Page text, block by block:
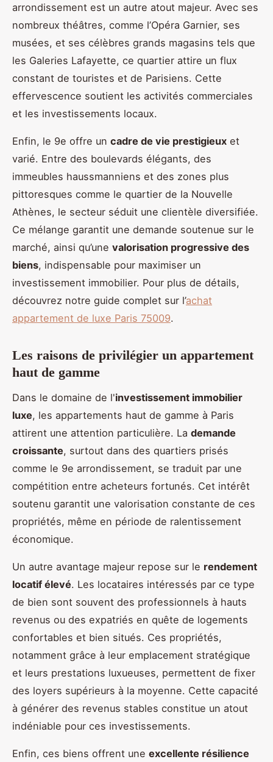
arrondissement est un autre atout majeur. Avec ses
nombreux théâtres, comme l’Opéra Garnier, ses
musées, et ses célèbres grands magasins tels que
les Galeries Lafayette, ce quartier attire un flux
constant de touristes et de Parisiens. Cette
effervescence soutient les activités commerciales
et les investissements locaux.
Enfin, le 9e offre un cadre de vie prestigieux et
varié. Entre des boulevards élégants, des
immeubles haussmanniens et des zones plus
pittoresques comme le quartier de la Nouvelle
Athènes, le secteur séduit une clientèle diversifiée.
Ce mélange garantit une demande soutenue sur le
marché, ainsi qu’une valorisation progressive des
biens, indispensable pour maximiser un
investissement immobilier. Pour plus de détails,
découvrez notre guide complet sur l’achat
appartement de luxe Paris 75009.
Les raisons de privilégier un appartement
haut de gamme
Dans le domaine de l'investissement immobilier
luxe, les appartements haut de gamme à Paris
attirent une attention particulière. La demande
croissante, surtout dans des quartiers prisés
comme le 9e arrondissement, se traduit par une
compétition entre acheteurs fortunés. Cet intérêt
soutenu garantit une valorisation constante de ces
propriétés, même en période de ralentissement
économique.
Un autre avantage majeur repose sur le rendement
locatif élevé. Les locataires intéressés par ce type
de bien sont souvent des professionnels à hauts
revenus ou des expatriés en quête de logements
confortables et bien situés. Ces propriétés,
notamment grâce à leur emplacement stratégique
et leurs prestations luxueuses, permettent de fixer
des loyers supérieurs à la moyenne. Cette capacité
à générer des revenus stables constitue un atout
indéniable pour ces investissements.
Enfin, ces biens offrent une excellente résilience